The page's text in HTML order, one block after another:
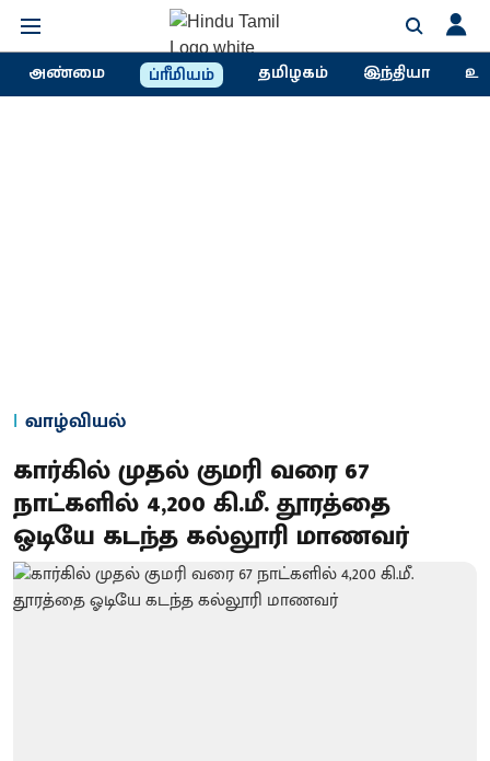
அண்மை ப்ரீமியம் தமிழகம் இந்தியா
வாழ்வியல்
கார்கில் முதல் குமரி வரை 67
நாட்களில் 4,200 கி.மீ. தூரத்தை
ஓடியே கடந்த கல்லூரி மாணவர்